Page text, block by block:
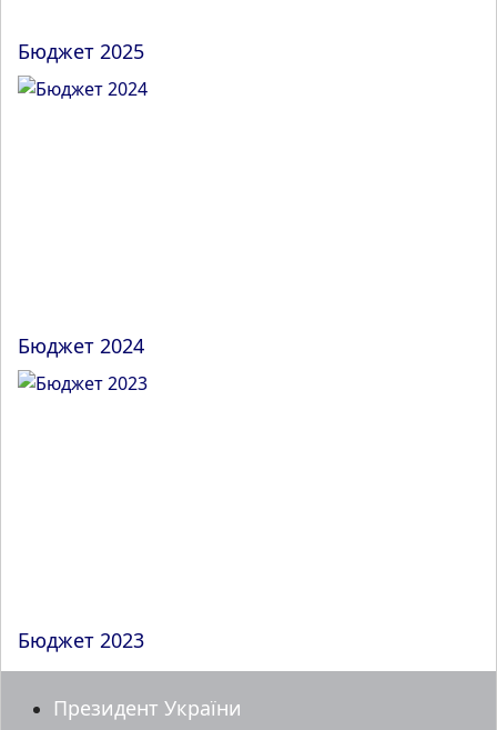
Бюджет 2025
Бюджет 2024
Бюджет 2023
Президент України